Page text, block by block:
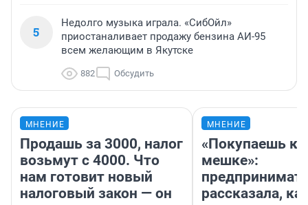
5
Недолго музыка играла. «СибОйл»
приостаналивает продажу бензина АИ-95
всем желающим в Якутске
882 Обсудить
МНЕНИЕ
Продашь за 3000, налог
возьмут с 4000. Что
нам готовит новый
налоговый закон — он
МНЕНИЕ
«Покупаешь
мешке»:
рассказала,